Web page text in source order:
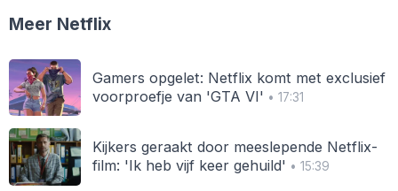
Meer Netflix
Gamers opgelet: Netflix komt met exclusief
voorproefje van 'GTA VI' • 17:31
Kijkers geraakt door meeslepende Netflix-
film: 'Ik heb vijf keer gehuild' • 15:39